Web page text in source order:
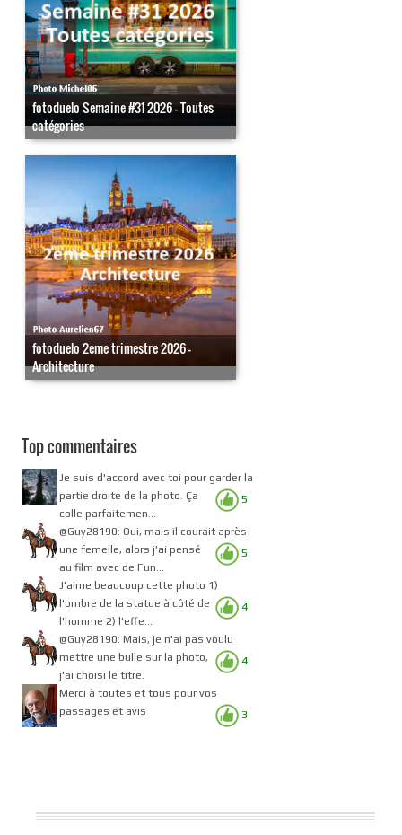
fotoduelo Semaine #31 2026 - Toutes
catégories
fotoduelo 2eme trimestre 2026 -
Architecture
Top commentaires
5
Je suis d'accord avec toi pour garder la
partie droite de la photo. Ça
colle parfaitemen...
5
@Guy28190: Oui, mais il courait après
une femelle, alors j'ai pensé
au film avec de Fun...
4
J'aime beaucoup cette photo 1)
l'ombre de la statue à côté de
l'homme 2) l'effe...
4
@Guy28190: Mais, je n'ai pas voulu
mettre une bulle sur la photo,
j'ai choisi le titre.
3
Merci à toutes et tous pour vos
passages et avis